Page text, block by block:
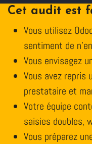
Cet audit est
Vous utilisez
sentiment de
Vous envisagez
Vous avez repris
prestataire et
Votre équipe
saisies doubles,
Vous préparez